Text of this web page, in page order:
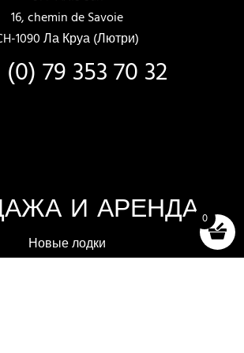
16, chemin de Savoie
1090 Ла Круа (Лютри)
(0) 79 353 70 32
И АРЕНДА
Новые лодки
0